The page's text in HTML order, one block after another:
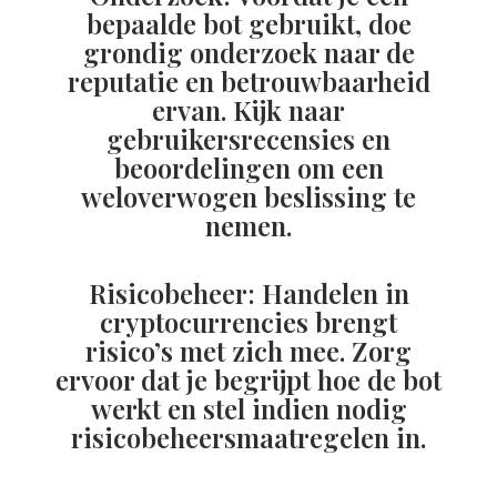
bepaalde bot gebruikt, doe
grondig onderzoek naar de
reputatie en betrouwbaarheid
ervan. Kijk naar
gebruikersrecensies en
beoordelingen om een
weloverwogen beslissing te
nemen.
Risicobeheer: Handelen in
cryptocurrencies brengt
risico’s met zich mee. Zorg
ervoor dat je begrijpt hoe de bot
werkt en stel indien nodig
risicobeheersmaatregelen in.